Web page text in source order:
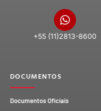
+55 (11)2813-8600
DOCUMENTOS
Documentos Oficiais